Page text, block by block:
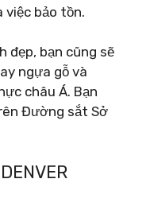
việc bảo tồn.
đẹp, bạn cũng sẽ
ngựa gỗ và
châu Á. Bạn
Đường sắt Sở